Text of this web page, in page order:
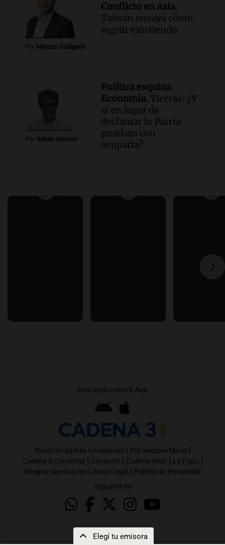
Elegí tu emisora
Por Marcos Calligaris
Conflicto en Asia.
Taiwán ensaya cómo
seguir existiendo
Por Adrián Simioni
Política esquina
Economía. Tierras: ¿Y
si en lugar de
declamar la Patria
prueban con
ocuparla?
Descargá nuestra App
Nuestros padres fundadores | Por siempre Mario |
Cadena 3 Comercial | Contacto | Cadena Heat | La Popu |
Integrar nuestra red | Aviso Legal | Política de Privacidad
Seguinos en